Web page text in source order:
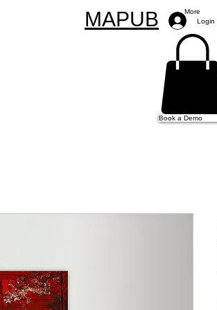
MAPUB
More
Login
Book a Demo